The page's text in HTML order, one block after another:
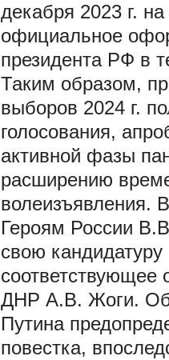
декабря 2023 г.
официальное
президента РФ в
Таким образом,
выборов 2024 г.
голосования,
активной фазы
расширению
волеизъявления.
Героям России
свою
соответствующее
ДНР А.В. Жоги.
Путина
повестка,